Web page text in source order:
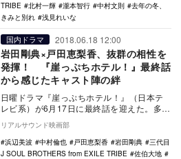
TRIBE
北村一輝 瀧本智行 中村文則
去年の冬、
きみと別れ
浅見れいな
国内ドラマ 2018.06.18 12:00
岩田剛典×戸田恵梨香、抜群の相性を
発揮！ 『崖っぷちホテル！』最終話
から感じたキャスト陣の絆
日曜ドラマ『崖っぷちホテル！』（日本テ
レビ系）が6月17日に最終話を迎えた。多額
の借金を抱え、威厳0の総支配人やくせ者揃
いの従業…
リアルサウンド映画部
浜辺美波
中村倫也 戸田恵梨香 岩田剛典
三代目
J SOUL BROTHERS from EXILE TRIBE
佐伯大地